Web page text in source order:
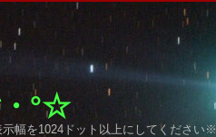
°☆
幅を1024ドット以上にしてください※